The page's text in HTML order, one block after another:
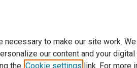
de ce site: Copyright © 2026 Elsevier, ses
necessary to make our site work.
our content and your
the Cookie settings link. For more